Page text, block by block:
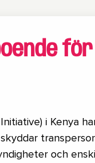
Initiative) i Kenya
och